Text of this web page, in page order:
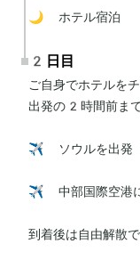
🌙 ホテル宿泊
2日目
ご自身でホテルを
出発の2時間前ま
✈️ ソウルを出
✈️ 中部国際空
到着後は自由解散で